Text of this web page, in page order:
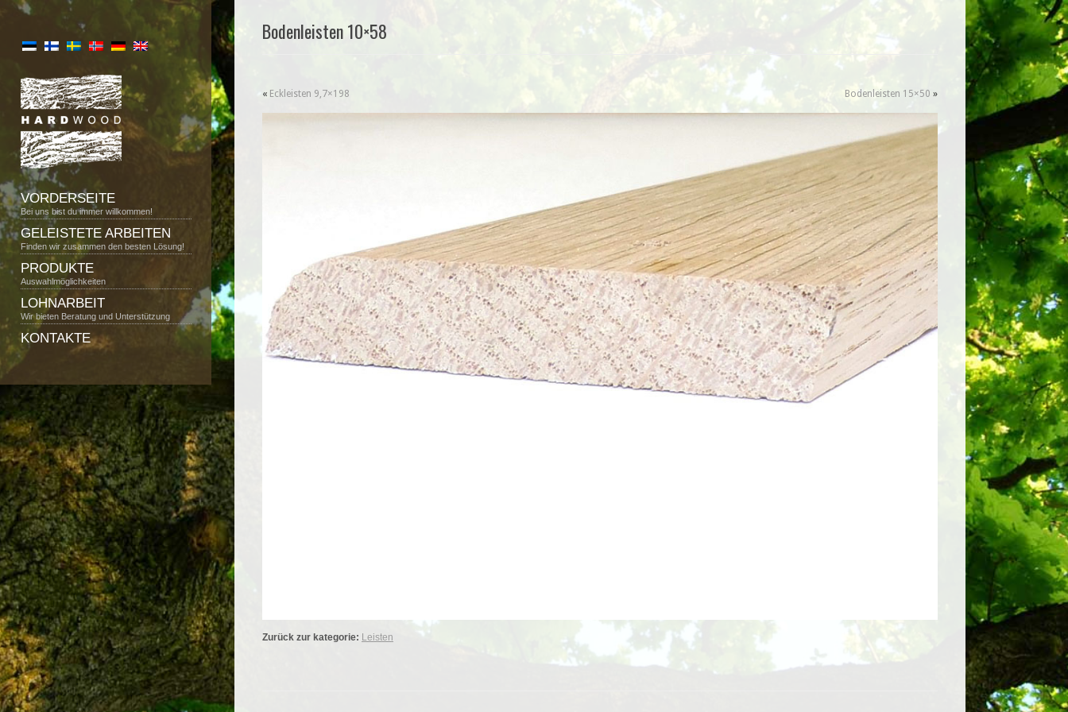
VORDERSEITE
Bei uns bist du immer willkommen!
GELEISTETE ARBEITEN
Finden wir zusammen den besten Lösung!
PRODUKTE
Auswahlmöglichkeiten
LOHNARBEIT
Wir bieten Beratung und Unterstützung
KONTAKTE
Bodenleisten 10×58
« Eckleisten 9,7×198 Bodenleisten 15×50 »
Zurück zur kategorie: Leisten